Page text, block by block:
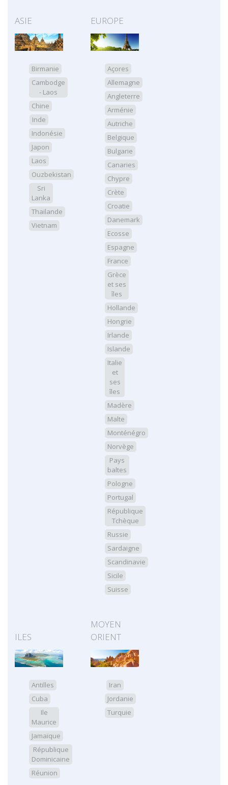
ASIE
Birmanie
Cambodge
- Laos
Chine
Inde
Indonésie
Japon
Laos
Ouzbekistan
Sri
Lanka
Thailande
Vietnam
EUROPE
Açores
Allemagne
Angleterre
Arménie
Autriche
Belgique
Bulgarie
Canaries
Chypre
Crète
Croatie
Danemark
Ecosse
Espagne
France
Grèce
et ses
îles
Hollande
Hongrie
Irlande
Islande
Italie
et
ses
îles
Madère
Malte
Monténégro
Norvège
Pays
baltes
Pologne
Portugal
République
Tchèque
Russie
Sardaigne
Scandinavie
Sicile
Suisse
ILES
Antilles
Cuba
Ile
Maurice
Jamaïque
République
Dominicaine
Réunion
MOYEN
ORIENT
Iran
Jordanie
Turquie